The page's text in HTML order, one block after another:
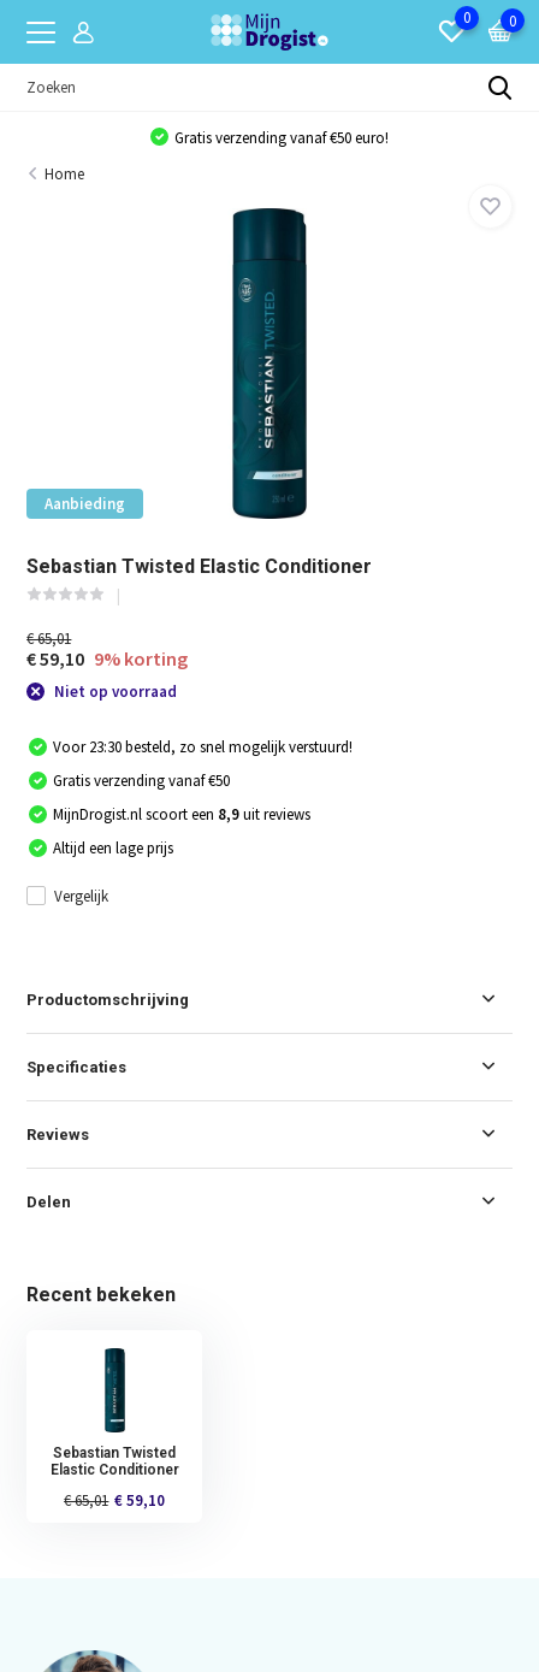
0 0
Gratis verzending vanaf €50 euro!
Home
Aanbieding
Sebastian Twisted Elastic Conditioner
€ 65,01
€ 59,10 9% korting
Niet op voorraad
Voor 23:30 besteld, zo snel mogelijk verstuurd!
Gratis verzending vanaf €50
MijnDrogist.nl scoort een 8,9uit reviews
Altijd een lage prijs
Vergelijk
Productomschrijving
Specificaties
Reviews
Delen
Recent bekeken
Sebastian Twisted
Elastic Conditioner
€ 65,01 € 59,10